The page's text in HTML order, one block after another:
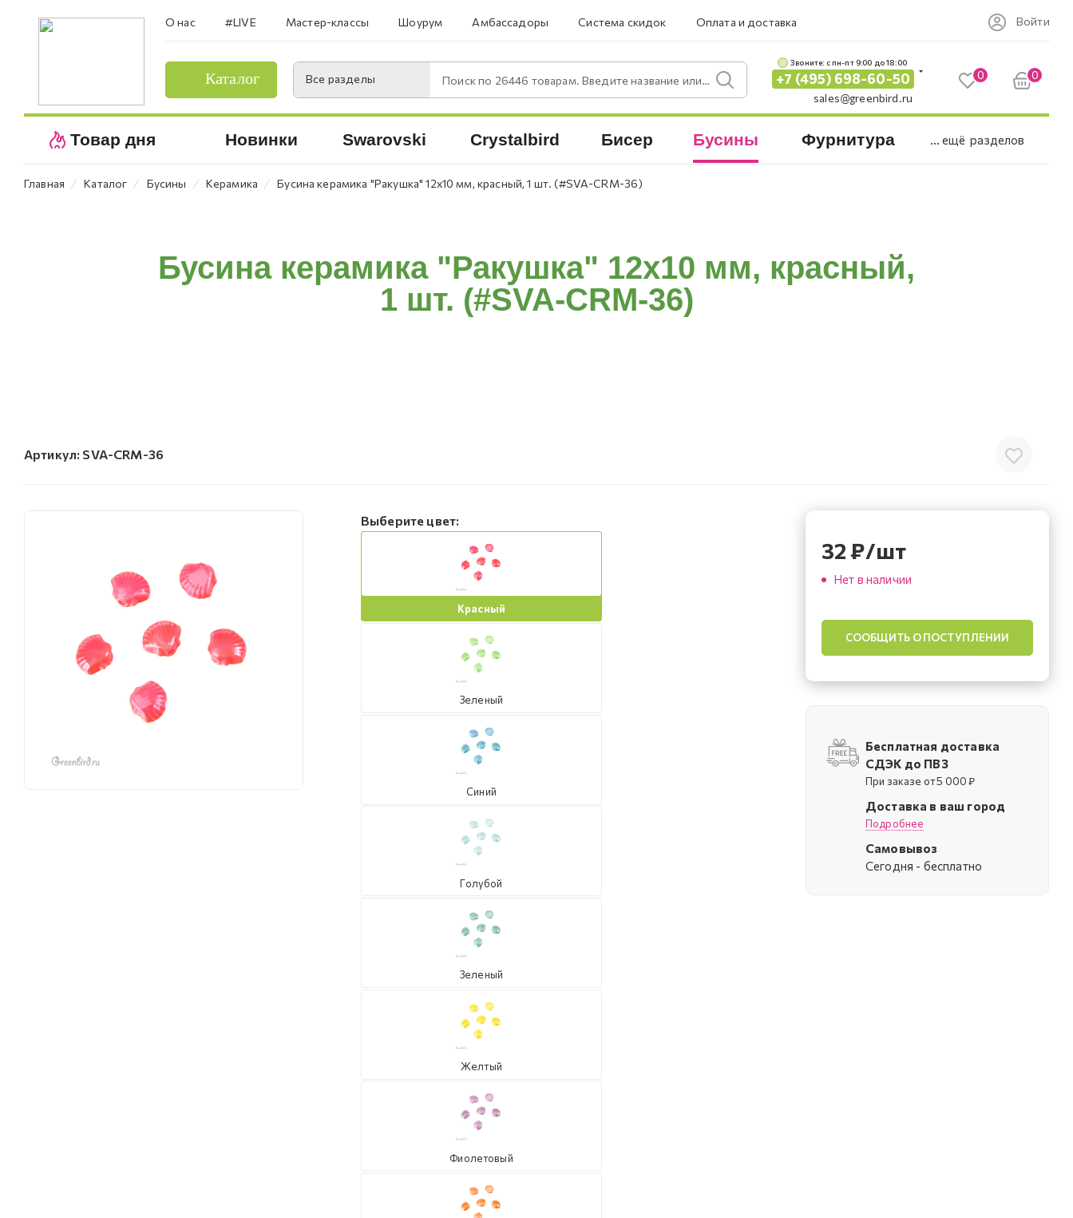
О нас #LIVE Мастер-классы Шоурум Амбассадоры Система скидок Оплата и доставка Войти
Каталог Все разделы Поиск по 26446 товарам. Введите название или артикул.
Звоните: c пн-пт 9:00 до 18:00
+7 (495) 698-60-50
sales@greenbird.ru
0 0
Товар дня Новинки Swarovski Crystalbird Бисер Бусины Фурнитура ... ещё разделов
Главная ⁄ Каталог ⁄ Бусины ⁄ Керамика ⁄ Бусина керамика "Ракушка" 12х10 мм, красный, 1 шт. (#SVA-CRM-36)
Бусина керамика "Ракушка" 12х10 мм, красный,
1 шт. (#SVA-CRM-36)
Артикул: SVA-CRM-36
Выберите цвет:
Красный
Зеленый
Синий
Голубой
Зеленый
Желтый
Фиолетовый
32₽/шт
Нет в наличии
СООБЩИТЬ О ПОСТУПЛЕНИИ
Бесплатная доставка
СДЭК до ПВЗ
При заказе от 5 000 ₽
Доставка в ваш город
Подробнее
Самовывоз
Cегодня - бесплатно